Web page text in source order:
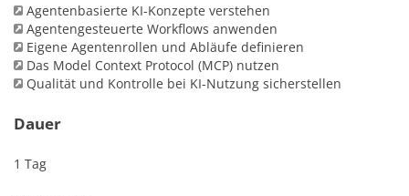
Agentenbasierte KI-Konzepte verstehen
Agentengesteuerte Workflows anwenden
Eigene Agentenrollen und Abläufe definieren
Das Model Context Protocol (MCP) nutzen
Qualität und Kontrolle bei KI-Nutzung sicherstellen
Dauer
1 Tag